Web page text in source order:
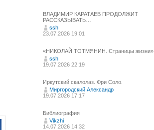
ВЛАДИМИР КАРАТАЕВ ПРОДОЛЖИТ
РАССКАЗЫВАТЬ…
ssh
23.07.2026 19:01
«НИКОЛАЙ ТОТМЯНИН. Страницы жизни»
ssh
19.07.2026 22:19
Иркутский скалолаз. Фри Соло.
Миргородский Александр
19.07.2026 17:17
Библиография
Vikzhi
14.07.2026 14:32